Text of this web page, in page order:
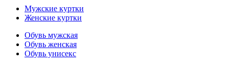
Мужские куртки
Женские куртки
Обувь мужская
Обувь женская
Обувь унисекс